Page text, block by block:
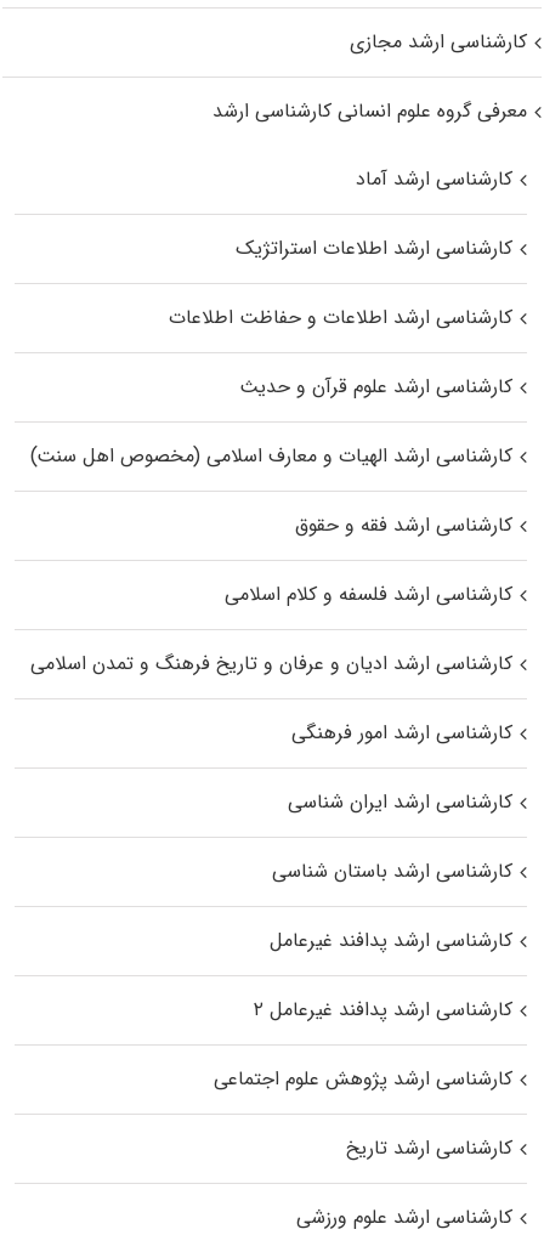
کارشناسی ارشد مجازی
معرفی گروه علوم انسانی کارشناسی ارشد
کارشناسی ارشد آماد
کارشناسی ارشد اطلاعات استراتژیک
کارشناسی ارشد اطلاعات و حفاظت اطلاعات
کارشناسی ارشد علوم قرآن و حدیث
کارشناسی ارشد الهیات و معارف اسلامی (مخصوص اهل سنت)
کارشناسی ارشد فقه و حقوق
کارشناسی ارشد فلسفه و کلام اسلامی
کارشناسی ارشد ادیان و عرفان و تاریخ فرهنگ و تمدن اسلامی
کارشناسی ارشد امور فرهنگی
کارشناسی ارشد ایران شناسی
کارشناسی ارشد باستان شناسی
کارشناسی ارشد پدافند غیرعامل
کارشناسی ارشد پدافند غیرعامل ۲
کارشناسی ارشد پژوهش علوم اجتماعی
کارشناسی ارشد تاریخ
کارشناسی ارشد علوم ورزشی